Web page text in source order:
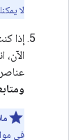
لا
إذا
الآن،